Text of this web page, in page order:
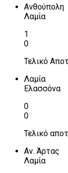
Ανθούπολη
Λαμία
1
0
Τελικό
Λαμία
Ελασσόνα
0
0
Τελικό
Αν. Άρτας
Λαμία